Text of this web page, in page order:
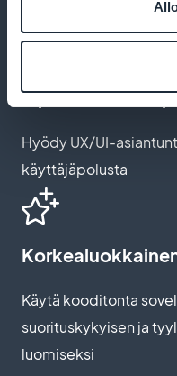
Optimoitu
Hyödy UX/UI-
käyttäjäpolusta
Käytä kooditonta
suorituskykyisen ja
luomiseksi